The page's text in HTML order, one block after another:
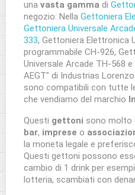
una vasta gamma di
negozio: Nella Gettoniera
Gettoniera Universale
333, Gettoniera Elettronica
programmabile CH-926,
Universale Arcade TH-568
AEGT" di Industrias
sono compatibili con tutte
che vendiamo del marchio
Questi gettoni sono molto
bar, imprese o
la moneta legale e
Questi gettoni possono
cambio di 1 drink per
lotteria, scambiati con